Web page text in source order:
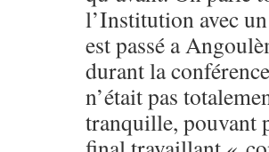
l’Institution avec
est passé a
durant la
n’était pas
tranquille, pouvant